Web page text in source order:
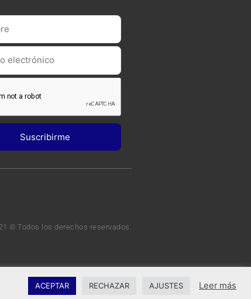
© Todos los derechos reservados.
ACEPTAR RECHAZAR AJUSTES Leer más